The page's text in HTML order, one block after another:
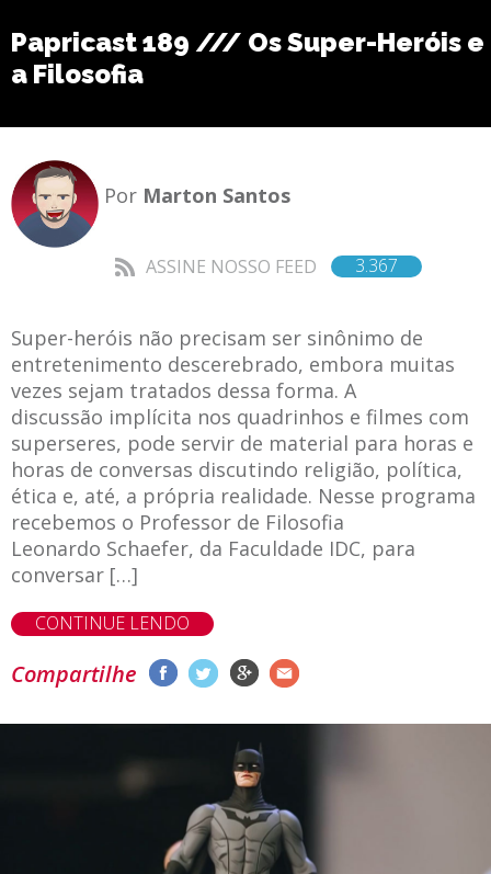
Papricast 189 /// Os Super-Heróis e
a Filosofia
Por Marton Santos
ASSINE NOSSO FEED 3.367
Super-heróis não precisam ser sinônimo de
entretenimento descerebrado, embora muitas
vezes sejam tratados dessa forma. A
discussão implícita nos quadrinhos e filmes com
superseres, pode servir de material para horas e
horas de conversas discutindo religião, política,
ética e, até, a própria realidade. Nesse programa
recebemos o Professor de Filosofia
Leonardo Schaefer, da Faculdade IDC, para
conversar […]
CONTINUE LENDO
Compartilhe